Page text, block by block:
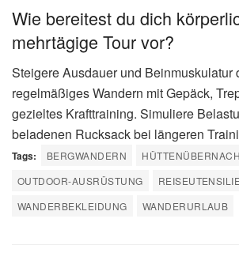
Wie bereitest du dich
mehrtägige Tour vor?
Steigere Ausdauer und Beinmuskulatur
regelmäßiges Wandern mit Gepäck,
gezieltes Krafttraining. Simuliere
beladenen Rucksack bei längeren
Tags: BERGWANDERN
OUTDOOR-AUSRÜSTUNG
WANDERBEKLEIDUNG
WANDERURLAUB